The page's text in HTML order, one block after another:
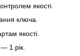
якості.
ключа.
якості.
1 рік.